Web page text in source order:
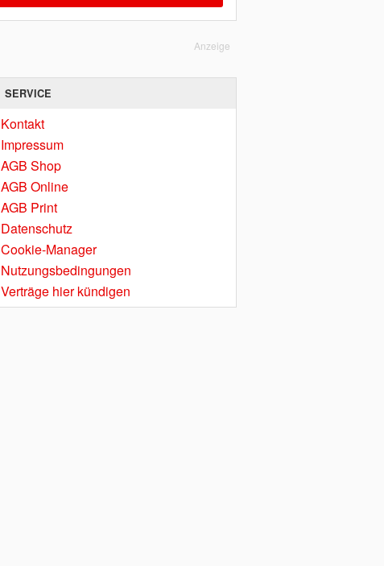
Anzeige
SERVICE
Kontakt
Impressum
AGB Shop
AGB Online
AGB Print
Datenschutz
Cookie-Manager
Nutzungsbedingungen
Verträge hier kündigen